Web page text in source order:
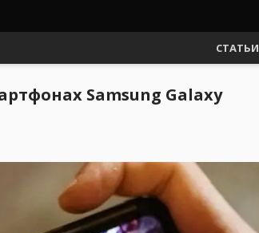
СТАТЬИ
Samsung Galaxy